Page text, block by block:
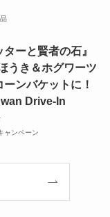
ターと賢者の石』
うき＆ホグワーツ
ンバケットに！
Drive-In
ャンペーン